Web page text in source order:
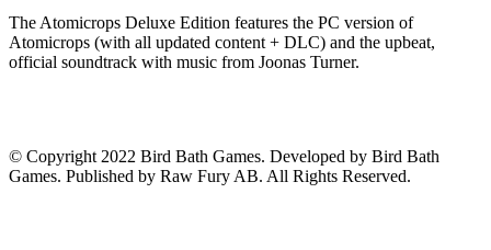
The Atomicrops Deluxe Edition features the PC version of
Atomicrops (with all updated content + DLC) and the upbeat,
official soundtrack with music from Joonas Turner.
©️ Copyright 2022 Bird Bath Games. Developed by Bird Bath
Games. Published by Raw Fury AB. All Rights Reserved.